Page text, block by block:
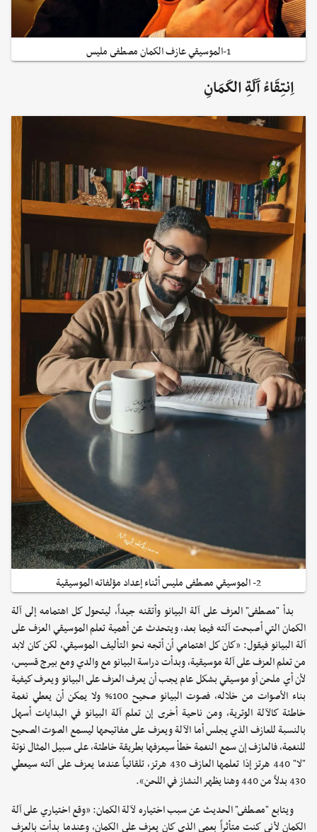
1-الموسيقي عازف الكمان مصطفى مليس
اِنتِقَاءُ آَلَةِ الكَمَانِ
2- الموسيقي مصطفى مليس أثناء إعداد مؤلفاته الموسيقية
بدأ "مصطفى" العزف على آلة البيانو وأتقنه جيداً، ليتحول كل اهتمامه إلى آلة
الكمان التي أصبحت آلته فيما بعد، ويتحدث عن أهمية تعلم الموسيقي العزف على
آلة البيانو فيقول: «كان كل اهتمامي أن أتجه نحو التأليف الموسيقي، لكن كان لابد
من تعلم العزف على آلة موسيقية، وبدأت دراسة البيانو مع والدي ومع بيرج قسيس،
لأن أي ملحن أو موسيقي بشكل عام يجب أن يعرف العزف على البيانو ويعرف كيفية
بناء الأصوات من خلاله، فصوت البيانو صحيح 100% ولا يمكن أن يعطي نغمة
خاطئة كالآلة الوترية، ومن ناحية أخرى إن تعلم آلة البيانو في البدايات أسهل
بالنسبة للعازف الذي يجلس أما الآلة ويعزف على مفاتيحها ليسمع الصوت الصحيح
للنغمة، فالعازف إن سمع النغمة خطأ سيعزفها بطريقة خاطئة، على سبيل المثال نوتة
"لا" 440 هرتز إذا تعلمها العازف 430 هرتز، تلقائياً عندما يعزف على آلته سيعطي
430 بدلاً من 440 وهنا يظهر النشاز في اللحن».
ويتابع "مصطفى" الحديث عن سبب اختياره لآلة الكمان: «وقع اختياري على آلة
الكمان لأني كنت متأثراً بعمي الذي كان يعزف على الكمان، وعندما بدأت بالعزف